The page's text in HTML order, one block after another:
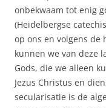
onbekwaam tot enig
(Heidelbergse
op ons en volgens de
kunnen we van deze
Gods, die we alleen
Jezus Christus en
secularisatie is de